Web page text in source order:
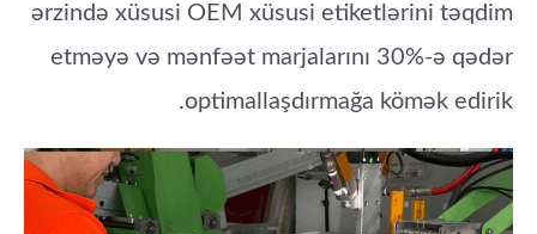
ərzində xüsusi OEM xüsusi etiketlərini təqdim
etməyə və mənfəət marjalarını 30%-ə qədər
optimallaşdırmağa kömək edirik.